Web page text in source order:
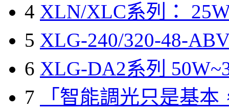
4 XLN/XLC系列：
5 XLG-240/320-48-
6 XLG-DA2系列
7
「智能調光只是基本